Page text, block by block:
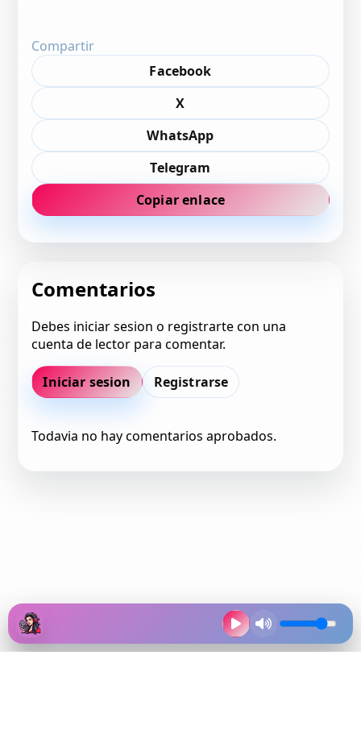
Compartir
Facebook
X
WhatsApp
Telegram
Copiar enlace
Comentarios
Debes iniciar sesion o registrarte con una
cuenta de lector para comentar.
Iniciar sesion Registrarse
Todavia no hay comentarios aprobados.